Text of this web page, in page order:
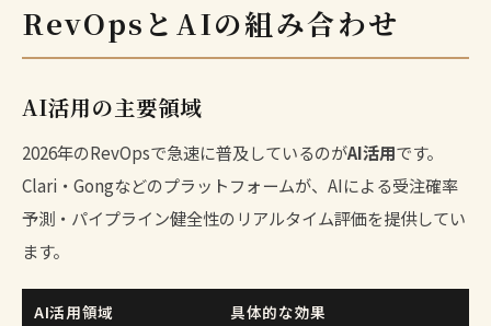
RevOpsとAIの組み合わせ
AI活用の主要領域
2026年のRevOpsで急速に普及しているのがAI活用です。
Clari・Gongなどのプラットフォームが、AIによる受注確率
予測・パイプライン健全性のリアルタイム評価を提供してい
ます。
AI活用領域
具体的な効果